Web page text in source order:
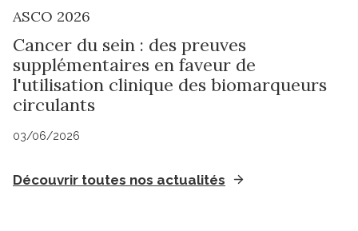
ASCO 2026
Cancer du sein : des preuves
supplémentaires en faveur de
l'utilisation clinique des biomarqueurs
circulants
03/06/2026
Découvrir toutes nos actualités